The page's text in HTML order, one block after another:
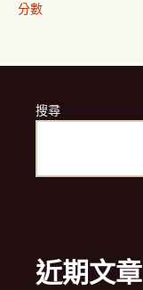
分數
搜尋
近期文章